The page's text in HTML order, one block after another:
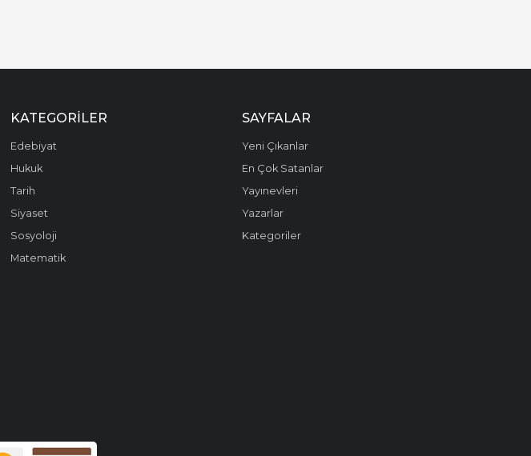
KATEGORILER
Edebiyat
Hukuk
Tarih
Siyaset
Sosyoloji
Matematik
SAYFALAR
Yeni Çıkanlar
En Çok Satanlar
Yayınevleri
Yazarlar
Kategoriler